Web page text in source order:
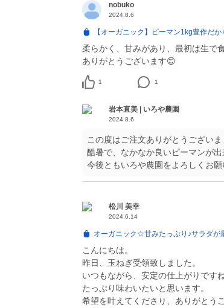
nobuko
2024.8.6
【オーガニック】ピーマン1kg豊作だか
柔らかく、甘みがあり、最初は生で
ありがとうございます😊
1 1
岩本直美 | いろや農園
2024.8.6
この度はご注文ありがとうございま
酷暑で、なかなか良いピーマンが
今後ともいろや農園をよろしくお
松川 美幸
2024.6.14
オーガニック☆甘みたっぷり♪サラダが
こんにちは。
昨日、玉ねぎ受領致しました。
いつもながら、安定の仕上がりですね
たっぷり味わいたいと思います。
希望を叶えてくださり、ありがとう